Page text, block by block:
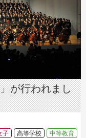
が行われまし
子 高等学校
中等教育